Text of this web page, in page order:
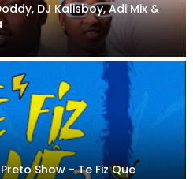
DJ Kalisboy, Adi Mix &
Show - Te Fiz Que